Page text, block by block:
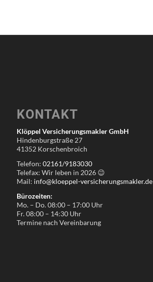
KONTAKT
Klöppel Versicherungsmakler GmbH
Hindenburgstraße 27
41352 Korschenbroich
Telefon: 02161/9183030
Telefax: Wir leben in 2026 😉
Mail: info@kloeppel-versicherungsmakler.de
Bürozeiten:
Mo. – Do. 08:00 – 17:00 Uhr
Fr. 08:00 – 14:30 Uhr
Termine nach Vereinbarung